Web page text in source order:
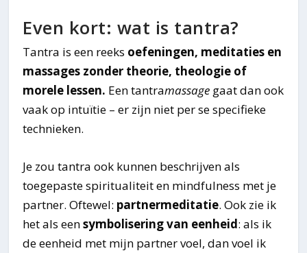
Even kort: wat is tantra?
Tantra is een reeks oefeningen, meditaties en
massages zonder theorie, theologie of
morele lessen. Een tantramassage gaat dan ook
vaak op intuïtie – er zijn niet per se specifieke
technieken.
Je zou tantra ook kunnen beschrijven als
toegepaste spiritualiteit en mindfulness met je
partner. Oftewel: partnermeditatie. Ook zie ik
het als eensymbolisering van eenheid: als ik
de eenheid met mijn partner voel, dan voel ik